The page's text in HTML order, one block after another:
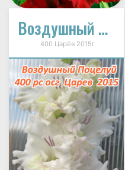
Воздушный Поцелуй
400 Царёв 2015г.